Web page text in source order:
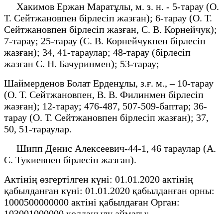
Хакимов Ержан Маратұлы, м. з. н. - 5-тарау (О.
Т. Сейтжановпен бірлесіп жазған); 6-тарау (О. Т.
Сейтжановпен бірлесіп жазған, С. В. Корнейчук);
7-тарау; 25-тарау (С. В. Корнейчукпен бірлесіп
жазған); 34, 41-тараулар; 48-тарау (бірлесіп
жазған С. Н. Бачуринмен); 53-тарау;
Шаймерденов Болат Ерденұлы, з.ғ. м., – 10-тарау
(О. Т. Сейтжановпен, В. В. Филинмен бірлесіп
жазған); 12-тарау; 476-487, 507-509-баптар; 36-
тарау (О. Т. Сейтжановпен бірлесіп жазған); 37,
50, 51-тараулар.
Шипп Денис Алексеевич-44-1, 46 тараулар (А.
С. Тукиевпен бірлесіп жазған).
Актінің өзгертілген күні: 01.01.2020 актінің
қабылданған күні: 01.01.2020 қабылданған орны:
1000500000000 актіні қабылдаған Орган: